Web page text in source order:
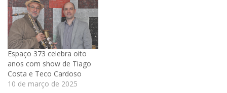
Espaço 373 celebra oito
anos com show de Tiago
Costa e Teco Cardoso
10 de março de 2025